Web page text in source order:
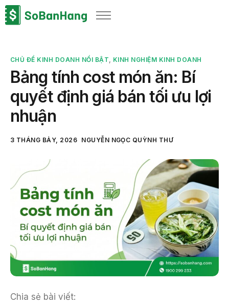
Sản phẩm
Bảng giá
Blog
Thông tin thuế
Về chúng tôi
CHỦ ĐỀ KINH DOANH NỔI BẬT, KINH NGHIỆM KINH DOANH
Bảng tính cost món ăn: Bí
quyết định giá bán tối ưu lợi
nhuận
3 THÁNG BẢY, 2026 NGUYỄN NGỌC QUỲNH THƯ
Chia sẻ bài viết: